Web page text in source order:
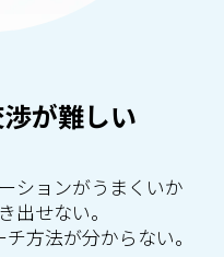
が難しい
ションがうまくいか
出せない。
方法が分からない。